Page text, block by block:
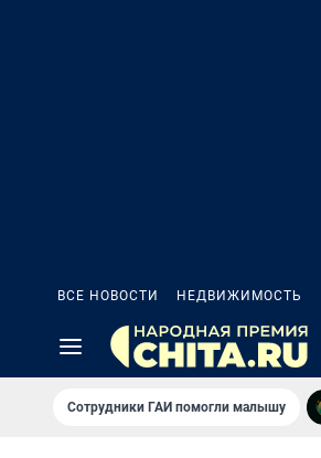
ВСЕ НОВОСТИ НЕДВИЖИМОСТЬ
Сотрудники ГАИ помогли малышу